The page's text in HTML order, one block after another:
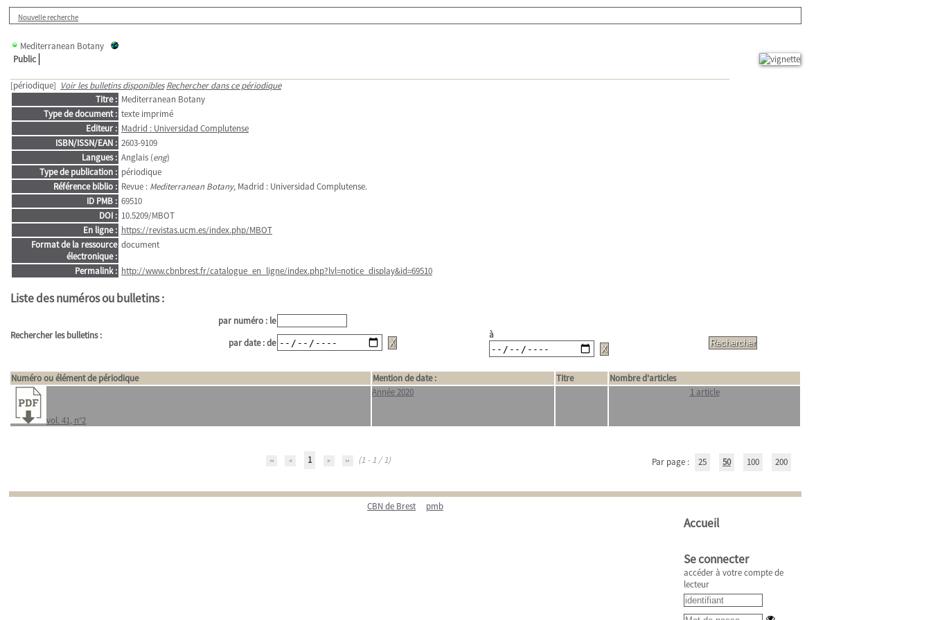
Nouvelle recherche
Mediterranean Botany
Public
[périodique] Voir les bulletins disponibles Rechercher dans ce périodique
Titre : Mediterranean Botany
Type de document : texte imprimé
Editeur : Madrid : Universidad Complutense
ISBN/ISSN/EAN : 2603-9109
Langues : Anglais (eng)
Type de publication : périodique
Référence biblio : Revue : Mediterranean Botany, Madrid : Universidad Complutense.
ID PMB : 69510
DOI : 10.5209/MBOT
En ligne : https://revistas.ucm.es/index.php/MBOT
Format de la ressource
électronique :
document
Permalink : http://www.cbnbrest.fr/catalogue_en_ligne/index.php?lvl=notice_display&id=69510
Liste des numéros ou bulletins :
Rechercher les bulletins :
par numéro : le
par date : de
à
Numéro ou élément de périodique Mention de date : Titre Nombre d'articles
vol. 41, n°2
Année 2020 1 article
1 (1 - 1 / 1) Par page : 25 50 100 200
CBN de Brest pmb
Accueil
Se connecter
accéder à votre compte de
lecteur